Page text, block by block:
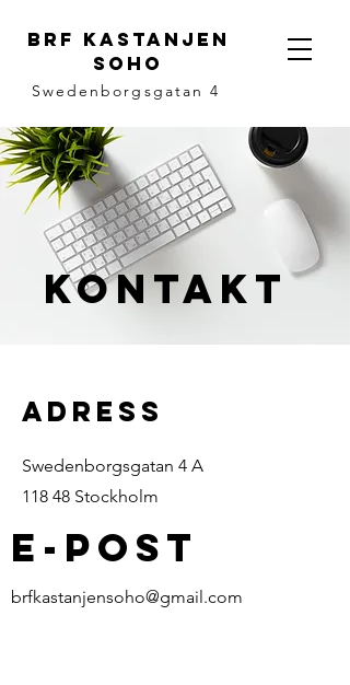
BRF Kastanjen
Soho
Swedenborgsgatan 4
Kontakt
Adress
Swedenborgsgatan 4 A
118 48 Stockholm
E-post
brfkastanjensoho@gmail.com